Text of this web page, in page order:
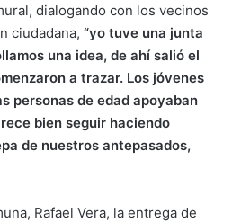
dialogando con los vecinos
ciudadana, “yo tuve una junta
una idea, de ahí salió el
a trazar. Los jóvenes
personas de edad apoyaban
bien seguir haciendo
de nuestros antepasados,
Rafael Vera, la entrega de